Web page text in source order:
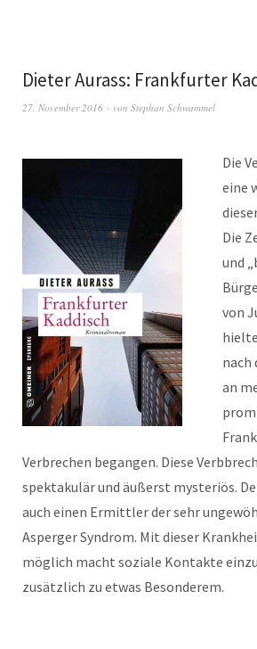
Dieter Aurass: Frankfurter
27. November 2016 von Stephan Schwammel
Die
eine
Die
und
von
nach
an
Verbrechen begangen. Diese
spektakulär und äußerst mysteriös.
auch einen Ermittler der sehr
Asperger Syndrom. Mit dieser
möglich macht soziale Kontakte
zusätzlich zu etwas Besonderem.